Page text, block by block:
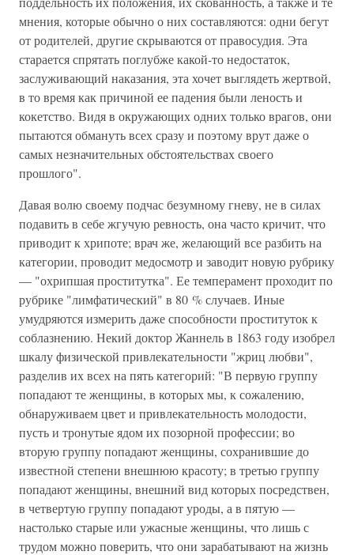
мнения, которые обычно о них составляются: одни бегут
от родителей, другие скрываются от правосудия. Эта
старается спрятать поглубже какой-то недостаток,
заслуживающий наказания, эта хочет выглядеть жертвой,
в то время как причиной ее падения были леность и
кокетство. Видя в окружающих одних только врагов, они
пытаются обмануть всех сразу и поэтому врут даже о
самых незначительных обстоятельствах своего
прошлого".
Давая волю своему подчас безумному гневу, не в силах
подавить в себе жгучую ревность, она часто кричит, что
приводит к хрипоте; врач же, желающий все разбить на
категории, проводит медосмотр и заводит новую рубрику
— "охрипшая проститутка". Ее темперамент проходит по
рубрике "лимфатический" в 80 % случаев. Иные
умудряются измерить даже способности проституток к
соблазнению. Некий доктор Жаннель в 1863 году изобрел
шкалу физической привлекательности "жриц любви",
разделив их всех на пять категорий: "В первую группу
попадают те женщины, в которых мы, к сожалению,
обнаруживаем цвет и привлекательность молодости,
пусть и тронутые ядом их позорной профессии; во
вторую группу попадают женщины, сохранившие до
известной степени внешнюю красоту; в третью группу
попадают женщины, внешний вид которых посредствен,
в четвертую группу попадают уроды, а в пятую —
настолько старые или ужасные женщины, что лишь с
трудом можно поверить, что они зарабатывают на жизнь